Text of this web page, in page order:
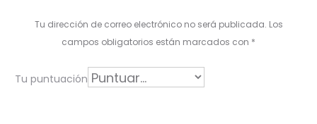
c
Tu dirección de correo electrónico no será publicada. Los
campos obligatorios están marcados con *
Tu puntuación